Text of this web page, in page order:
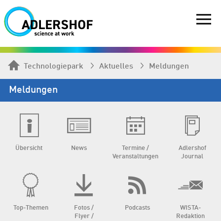
Technologiepark Aktuelles Meldungen
Meldungen
Übersicht News
Termine /
Veranstaltungen
Adlershof
Journal
Top-Themen
Fotos /
Flyer /
Podcasts
WISTA-
Redaktion